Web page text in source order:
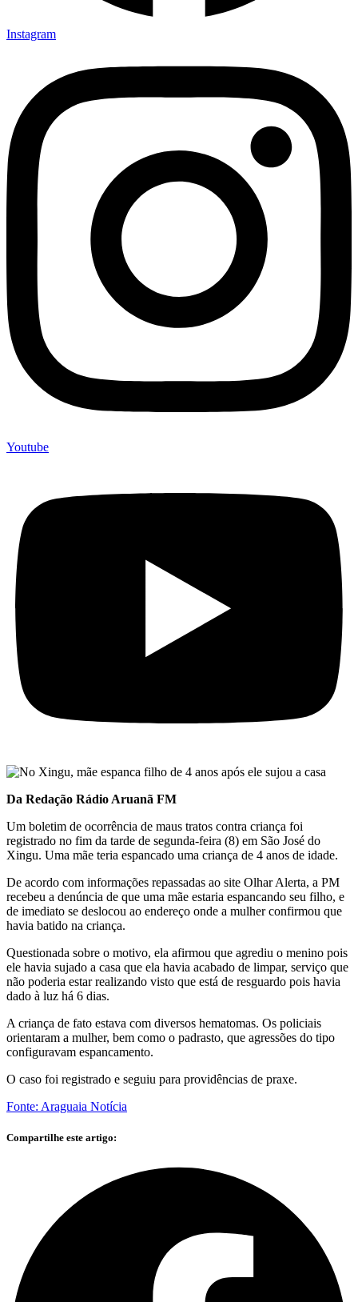
Instagram
Youtube
Da Redação Rádio Aruanã FM
Um boletim de ocorrência de maus tratos contra criança foi
registrado no fim da tarde de segunda-feira (8) em São José do
Xingu. Uma mãe teria espancado uma criança de 4 anos de idade.
De acordo com informações repassadas ao site Olhar Alerta, a PM
recebeu a denúncia de que uma mãe estaria espancando seu filho, e
de imediato se deslocou ao endereço onde a mulher confirmou que
havia batido na criança.
Questionada sobre o motivo, ela afirmou que agrediu o menino pois
ele havia sujado a casa que ela havia acabado de limpar, serviço que
não poderia estar realizando visto que está de resguardo pois havia
dado à luz há 6 dias.
A criança de fato estava com diversos hematomas. Os policiais
orientaram a mulher, bem como o padrasto, que agressões do tipo
configuravam espancamento.
O caso foi registrado e seguiu para providências de praxe.
Fonte: Araguaia Notícia
Compartilhe este artigo: